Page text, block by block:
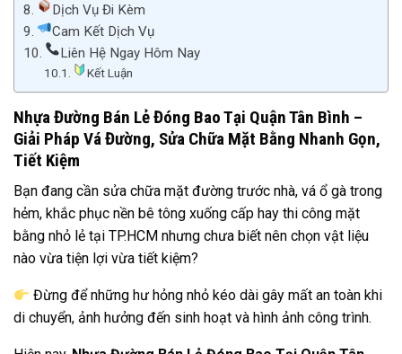
Dịch Vụ Đi Kèm
Cam Kết Dịch Vụ
Liên Hệ Ngay Hôm Nay
Kết Luận
Nhựa Đường Bán Lẻ Đóng Bao Tại Quận Tân Bình –
Giải Pháp Vá Đường, Sửa Chữa Mặt Bằng Nhanh Gọn,
Tiết Kiệm
Bạn đang cần sửa chữa mặt đường trước nhà, vá ổ gà trong
hẻm, khắc phục nền bê tông xuống cấp hay thi công mặt
bằng nhỏ lẻ tại TP.HCM nhưng chưa biết nên chọn vật liệu
nào vừa tiện lợi vừa tiết kiệm?
Đừng để những hư hỏng nhỏ kéo dài gây mất an toàn khi
di chuyển, ảnh hưởng đến sinh hoạt và hình ảnh công trình.